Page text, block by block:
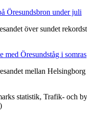
Öresundsbron under juli
över sundet
med Öresundståg i somras
mellan
statistik, Trafik- och